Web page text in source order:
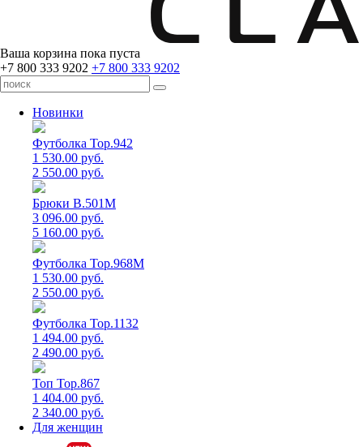
Ваша корзина пока пуста
+7 800 333 9202 +7 800 333 9202
Новинки
Футболка Top.942
1 530.00 руб.
2 550.00 руб.
Брюки B.501M
3 096.00 руб.
5 160.00 руб.
Футболка Top.968M
1 530.00 руб.
2 550.00 руб.
Футболка Top.1132
1 494.00 руб.
2 490.00 руб.
Топ Top.867
1 404.00 руб.
2 340.00 руб.
Для женщин